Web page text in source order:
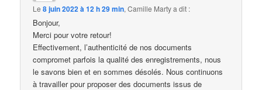
Le8 juin 2022 à 12 h 29 min,Camille Martya dit :
Bonjour,
Merci pour votre retour!
Effectivement, l’authenticité de nos documents
compromet parfois la qualité des enregistrements, nous
le savons bien et en sommes désolés. Nous continuons
à travailler pour proposer des documents issus de